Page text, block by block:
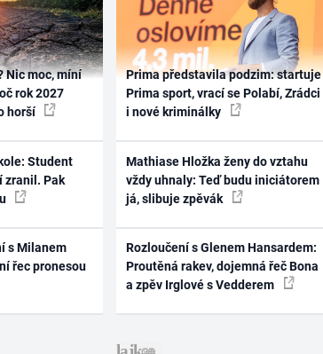
Nic moc, míní
rok 2027
horší
Student
zranil. Pak
s Milanem
řec pronesou
Prima představila podzim: startuje
Prima sport, vrací se Polabí, Zrádci
i nové kriminálky
Mathiase Hložka ženy do vztahu
vždy uhnaly: Teď budu iniciátorem
já, slibuje zpěvák
Rozloučení s Glenem Hansardem:
Proutěná rakev, dojemná řeč Bona
a zpěv Irglové s Vedderem